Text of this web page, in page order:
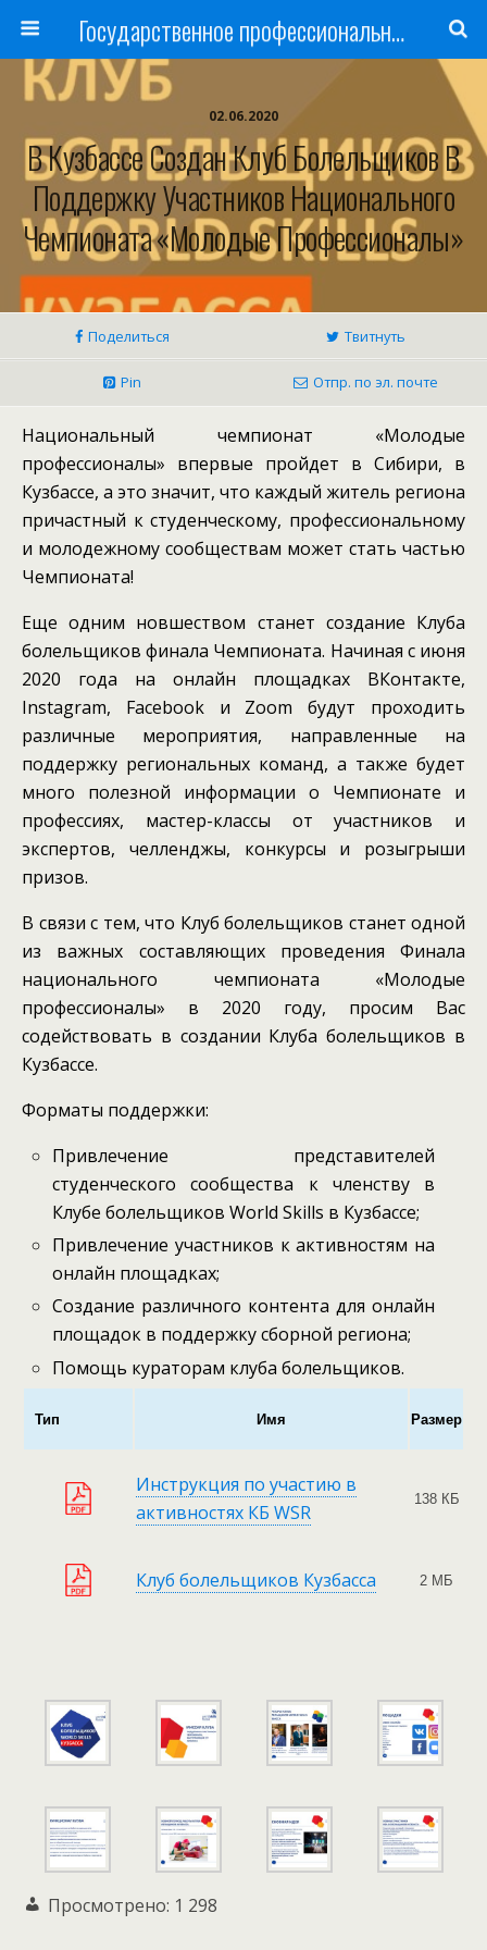
Государственное профессиональное образовательное учреждение
02.06.2020
В Кузбассе Создан Клуб Болельщиков В
Поддержку Участников Национального
Чемпионата «Молодые Профессионалы»
Поделиться Твитнуть
Pin Отпр. по эл. почте
Национальный чемпионат «Молодые
профессионалы» впервые пройдет в Сибири, в
Кузбассе, а это значит, что каждый житель региона
причастный к студенческому, профессиональному
и молодежному сообществам может стать частью
Чемпионата!
Еще одним новшеством станет создание Клуба
болельщиков финала Чемпионата. Начиная с июня
2020 года на онлайн площадках ВКонтакте,
Instagram, Facebook и Zoom будут проходить
различные мероприятия, направленные на
поддержку региональных команд, а также будет
много полезной информации о Чемпионате и
профессиях, мастер-классы от участников и
экспертов, челленджы, конкурсы и розыгрыши
призов.
В связи с тем, что Клуб болельщиков станет одной
из важных составляющих проведения Финала
национального чемпионата «Молодые
профессионалы» в 2020 году, просим Вас
содействовать в создании Клуба болельщиков в
Кузбассе.
Форматы поддержки:
Привлечение представителей
студенческого сообщества к членству в
Клубе болельщиков World Skills в Кузбассе;
Привлечение участников к активностям на
онлайн площадках;
Создание различного контента для онлайн
площадок в поддержку сборной региона;
Помощь кураторам клуба болельщиков.
Тип Имя Размер
Инструкция по участию в
активностях КБ WSR
138 КБ
Клуб болельщиков Кузбасса 2 МБ
Просмотрено: 1 298